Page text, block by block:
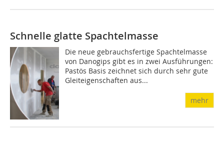
Schnelle glatte Spachtelmasse
Die neue gebrauchsfertige Spachtelmasse
von Danogips gibt es in zwei Ausführungen:
Pastös Basis zeichnet sich durch sehr gute
Gleiteigenschaften aus...
mehr